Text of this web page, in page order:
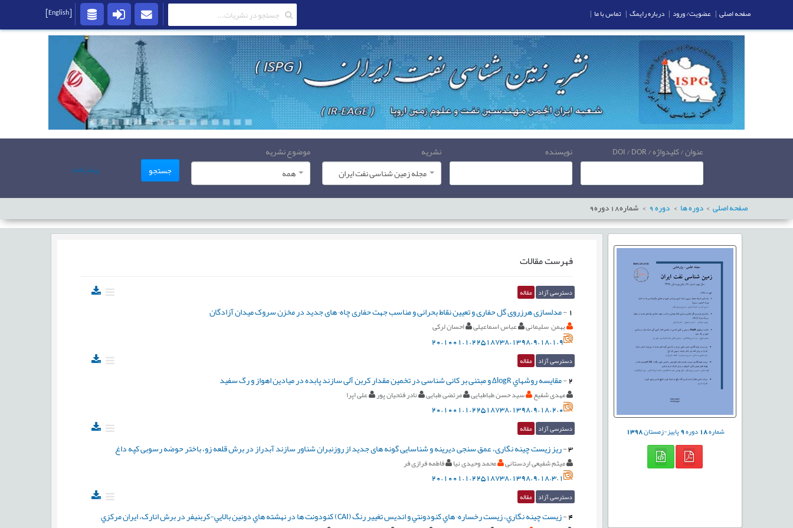
عنوان / کلیدواژه / DOI / DOR نویسنده
نشریه
مجله زمین شناسی نفت ایران
موضوع نشریه
همه
جستجو پیشرفته
صفحه اصلی دوره ها دوره شماره18دوره9
شماره18دوره9پاییز-زمستان1398
فهرست مقالات
دسترسی آزاد مقاله
1
-مدلسازی هرزروی گل حفاری و تعیین نقاط بحرانی و مناسب جهت حفاری چاه¬های جدید در مخزن سروک میدان آزادگان
بهمن سلیمانی عباس اسماعیلی احسان لرکی
20.1001.1.22518738.1398.9.18.1.9
دسترسی آزاد مقاله
2
-مقایسه روشهاي ΔlogR و مبتنی بر کانی شناسی در تخمين مقدار کربن آلی سازند پابده در میادین اهواز و رگ سفید
مهدی شفیع سید حسن طباطبایی مرتضی طبایی نادر فتحیان پور علی اپرا
20.1001.1.22518738.1398.9.18.2.0
دسترسی آزاد مقاله
3
-ریز زیست چینه نگاری، عمق سنجی دیرینه و شناسایی گونه های جدید از روزنبران شناور سازند آبدراز در برش قلعه زو، باختر حوضه رسوبی کپه داغ
میثم شفیعی اردستانی محمد وحیدی نیا فاطمه فرازی فر
20.1001.1.22518738.1398.9.18.3.1
دسترسی آزاد مقاله
4
-زيست چينه نگاري، زيست رخساره¬هاي کنودونتي و انديس تغيير رنگ (CAI) کنودونت ها در نهشته هاي دونين بالايي-کربنيفر در برش انارک، ايران مرکزي
صفحه اصلی | عضویت/ ورود | درباره رایمگ | تماس با ما |
[English]